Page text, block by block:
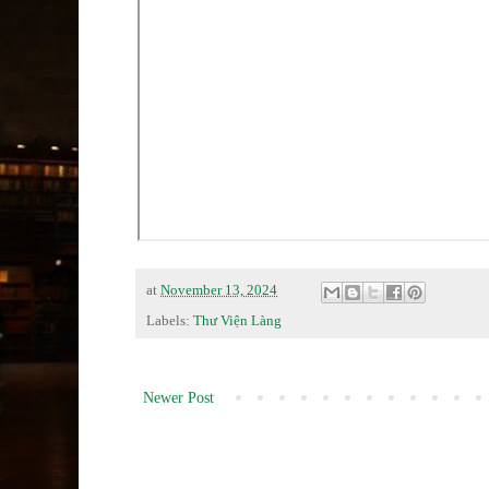
at November 13, 2024
Labels: Thư Viện Làng
Newer Post